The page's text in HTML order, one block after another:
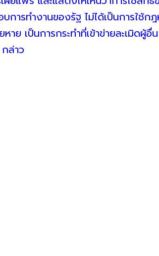
การทำงานของรัฐ ไม่ได้เป็นการใช้ก
หาย เป็นการกระทำที่เข้าข่ายละเมิด
ล่าว